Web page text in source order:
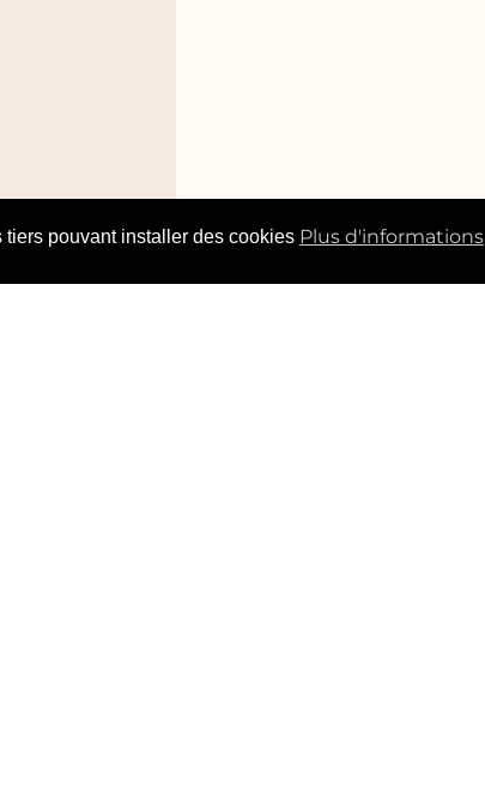
pouvant installer des cookies Plus d'informations